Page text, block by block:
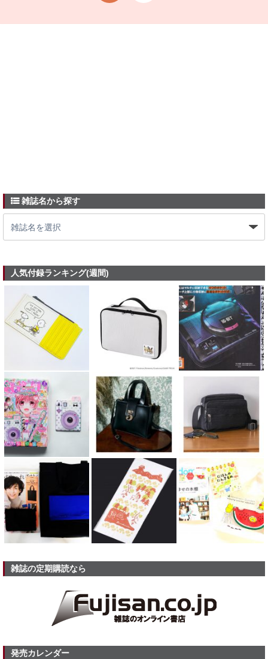
雑誌名から探す
人気付録ランキング(週間)
雑誌の定期購読なら
発売カレンダー